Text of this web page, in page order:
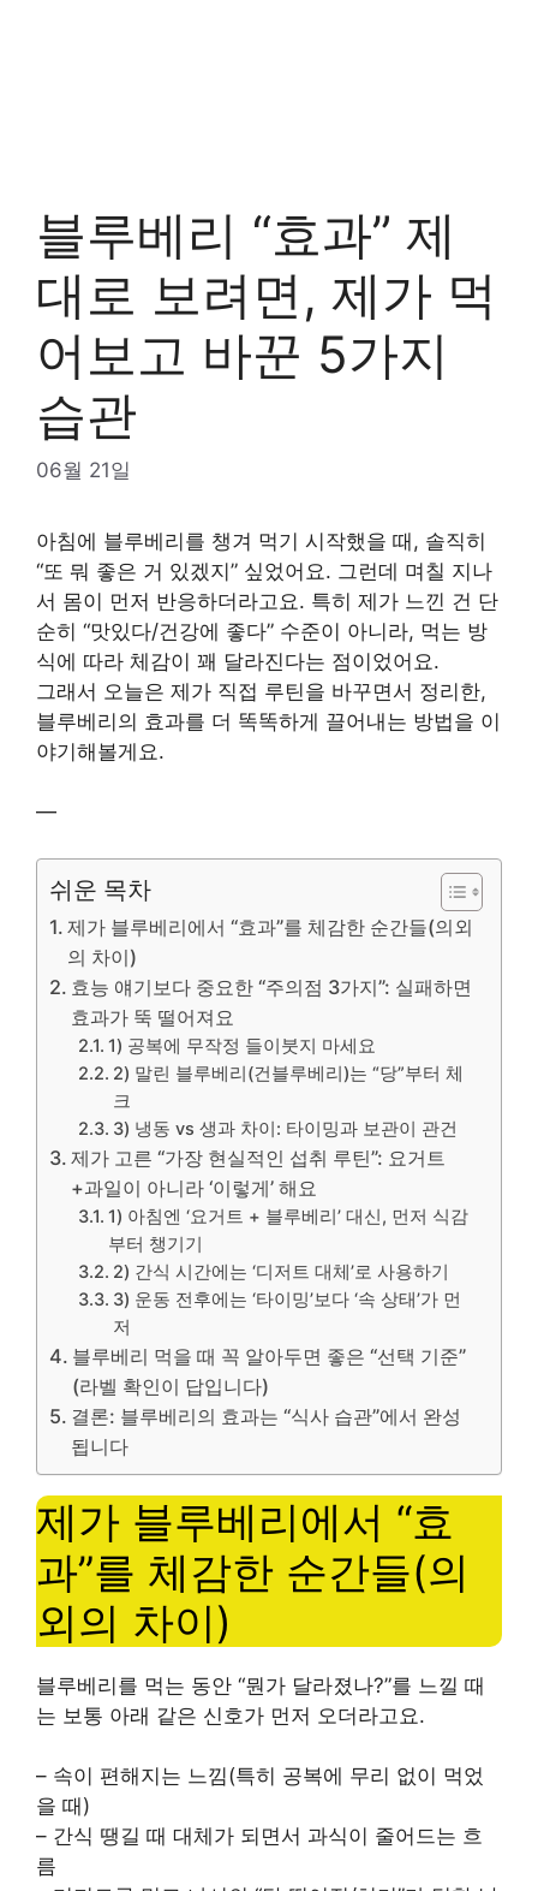
블루베리 “효과” 제
대로 보려면, 제가 먹
어보고 바꾼 5가지
습관
06월 21일
아침에 블루베리를 챙겨 먹기 시작했을 때, 솔직히
“또 뭐 좋은 거 있겠지” 싶었어요. 그런데 며칠 지나
서 몸이 먼저 반응하더라고요. 특히 제가 느낀 건 단
순히 “맛있다/건강에 좋다” 수준이 아니라, 먹는 방
식에 따라 체감이 꽤 달라진다는 점이었어요.
그래서 오늘은 제가 직접 루틴을 바꾸면서 정리한,
블루베리의 효과를 더 똑똑하게 끌어내는 방법을 이
야기해볼게요.
—
쉬운 목차
제가 블루베리에서 “효과”를 체감한 순간들(의외
의 차이)
효능 얘기보다 중요한 “주의점 3가지”: 실패하면
효과가 뚝 떨어져요
1) 공복에 무작정 들이붓지 마세요
2) 말린 블루베리(건블루베리)는 “당”부터 체
크
3) 냉동 vs 생과 차이: 타이밍과 보관이 관건
제가 고른 “가장 현실적인 섭취 루틴”: 요거트
+과일이 아니라 ‘이렇게’ 해요
1) 아침엔 ‘요거트 + 블루베리’ 대신, 먼저 식감
부터 챙기기
2) 간식 시간에는 ‘디저트 대체’로 사용하기
3) 운동 전후에는 ‘타이밍’보다 ‘속 상태’가 먼
저
블루베리 먹을 때 꼭 알아두면 좋은 “선택 기준”
(라벨 확인이 답입니다)
결론: 블루베리의 효과는 “식사 습관”에서 완성
됩니다
제가 블루베리에서 “효
과”를 체감한 순간들(의
외의 차이)
블루베리를 먹는 동안 “뭔가 달라졌나?”를 느낄 때
는 보통 아래 같은 신호가 먼저 오더라고요.
– 속이 편해지는 느낌(특히 공복에 무리 없이 먹었
을 때)
– 간식 땡길 때 대체가 되면서 과식이 줄어드는 흐
름